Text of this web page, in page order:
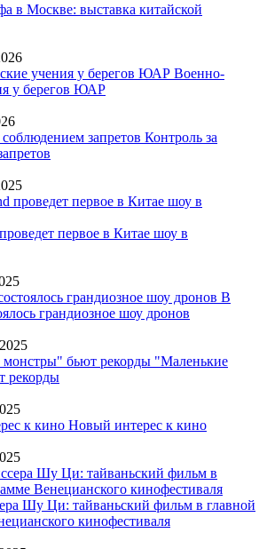
в Москве: выставка китайской
Военно-
у берегов ЮАР
Контроль за
первое в Китае шоу в
В
грандиозное шоу дронов
"Маленькие
рекорды
Новый интерес к кино
Шу Ци: тайваньский фильм в главной
кинофестиваля